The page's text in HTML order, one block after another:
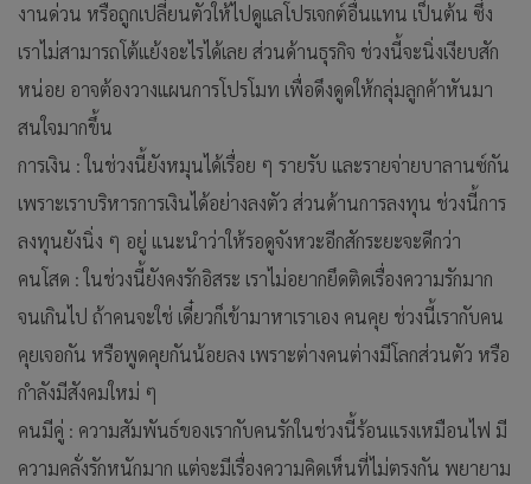
งานด่วน หรือถูกเปลี่ยนตัวให้ไปดูแลโปรเจกต์อื่นแทน เป็นต้น ซึ่ง
เราไม่สามารถโต้แย้งอะไรได้เลย ส่วนด้านธุรกิจ ช่วงนี้จะนิ่งเงียบสัก
หน่อย อาจต้องวางแผนการโปรโมท เพื่อดึงดูดให้กลุ่มลูกค้าหันมา
สนใจมากขึ้น
การเงิน : ในช่วงนี้ยังหมุนได้เรื่อย ๆ รายรับ และรายจ่ายบาลานซ์กัน
เพราะเราบริหารการเงินได้อย่างลงตัว ส่วนด้านการลงทุน ช่วงนี้การ
ลงทุนยังนิ่ง ๆ อยู่ แนะนำว่าให้รอดูจังหวะอีกสักระยะจะดีกว่า
คนโสด : ในช่วงนี้ยังคงรักอิสระ เราไม่อยากยึดติดเรื่องความรักมาก
จนเกินไป ถ้าคนจะใช่ เดี๋ยวก็เข้ามาหาเราเอง คนคุย ช่วงนี้เรากับคน
คุยเจอกัน หรือพูดคุยกันน้อยลง เพราะต่างคนต่างมีโลกส่วนตัว หรือ
กำลังมีสังคมใหม่ ๆ
คนมีคู่ : ความสัมพันธ์ของเรากับคนรักในช่วงนี้ร้อนแรงเหมือนไฟ มี
ความคลั่งรักหนักมาก แต่จะมีเรื่องความคิดเห็นที่ไม่ตรงกัน พยายาม